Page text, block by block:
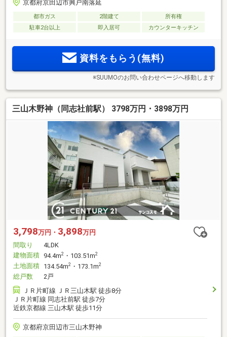
京都府京田辺市興戸南落延
都市ガス 2階建て
所有権
駐車2台以上
即入居可 カウンターキッチン
資料をもらう(無料)
※SUUMOのお問い合わせページへ移動します
三山木野神（同志社前駅） 3798万円・3898万円
3,798万円・ 3,898万円
間取り
4LDK
建物面積 94.4m2 ・103.51m2
土地面積 134.54m2 ・173.1m2
総戸数
2戸
ＪＲ片町線 ＪＲ三山木駅 徒歩8分
ＪＲ片町線 同志社前駅 徒歩7分
近鉄京都線 三山木駅 徒歩11分
京都府京田辺市三山木野神